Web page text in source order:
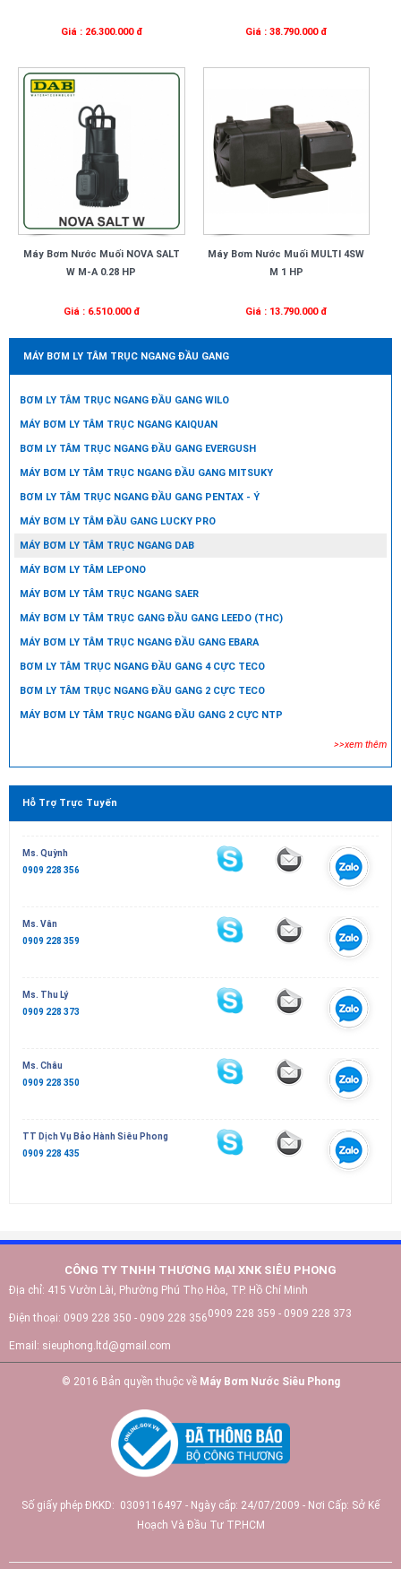
Giá : 26.300.000 đ Giá : 38.790.000 đ
Máy Bơm Nước Muối NOVA SALT
W M-A 0.28 HP
Giá : 6.510.000 đ
Máy Bơm Nước Muối MULTI 4SW
M 1 HP
Giá : 13.790.000 đ
MÁY BƠM LY TÂM TRỤC NGANG ĐẦU GANG
BƠM LY TÂM TRỤC NGANG ĐẦU GANG WILO
MÁY BƠM LY TÂM TRỤC NGANG KAIQUAN
BƠM LY TÂM TRỤC NGANG ĐẦU GANG EVERGUSH
MÁY BƠM LY TÂM TRỤC NGANG ĐẦU GANG MITSUKY
BƠM LY TÂM TRỤC NGANG ĐẦU GANG PENTAX - Ý
MÁY BƠM LY TÂM ĐẦU GANG LUCKY PRO
MÁY BƠM LY TÂM TRỤC NGANG DAB
MÁY BƠM LY TÂM LEPONO
MÁY BƠM LY TÂM TRỤC NGANG SAER
MÁY BƠM LY TÂM TRỤC GANG ĐẦU GANG LEEDO (THC)
MÁY BƠM LY TÂM TRỤC NGANG ĐẦU GANG EBARA
BƠM LY TÂM TRỤC NGANG ĐẦU GANG 4 CỰC TECO
BƠM LY TÂM TRỤC NGANG ĐẦU GANG 2 CỰC TECO
MÁY BƠM LY TÂM TRỤC NGANG ĐẦU GANG 2 CỰC NTP
>>xem thêm
Hỗ Trợ Trực Tuyến
Ms. Quỳnh
0909 228 356
Ms. Vân
0909 228 359
Ms. Thu Lý
0909 228 373
Ms. Châu
0909 228 350
TT Dịch Vụ Bảo Hành Siêu Phong
0909 228 435
CÔNG TY TNHH THƯƠNG MẠI XNK SIÊU PHONG
Địa chỉ: 415 Vườn Lài, Phường Phú Thọ Hòa, TP. Hồ Chí Minh
Điện thoại: 0909 228 350 - 0909 228 3560909 228 359 - 0909 228 373
Email: sieuphong.ltd@gmail.com
© 2016 Bản quyền thuộc về Máy Bơm Nước Siêu Phong
Số giấy phép ĐKKD: 0309116497 - Ngày cấp: 24/07/2009 - Nơi Cấp: Sở Kế
Hoạch Và Đầu Tư TP.HCM